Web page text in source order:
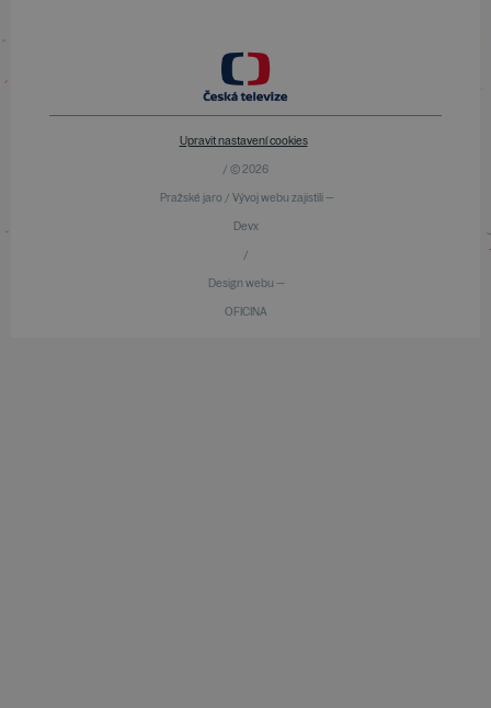
Upravit nastavení cookies
/ © 2026
Pražské jaro / Vývoj webu zajistili —
Devx
/
Design webu —
OFICINA